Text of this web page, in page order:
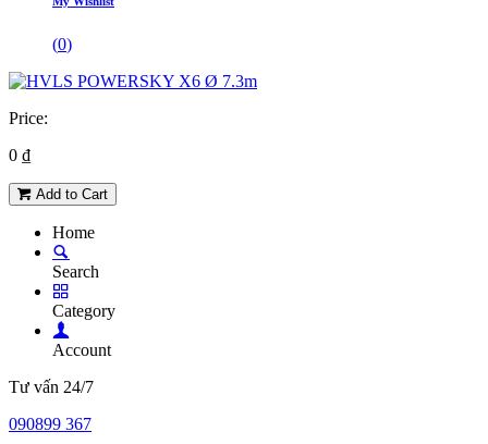
(0)
Price:
0 ₫
Add to Cart
Home
Search
Category
Account
Tư vấn 24/7
090899 367